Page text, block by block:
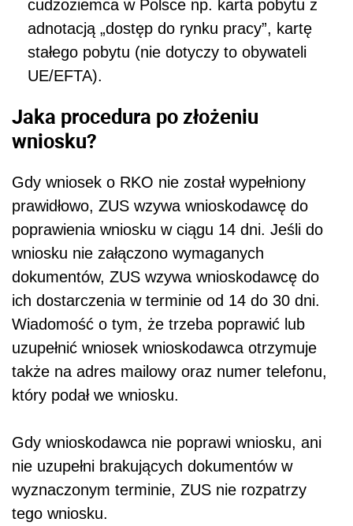
cudzoziemca w Polsce np. karta pobytu z
adnotacją „dostęp do rynku pracy”, kartę
stałego pobytu (nie dotyczy to obywateli
UE/EFTA).
Jaka procedura po złożeniu
wniosku?
Gdy wniosek o RKO nie został wypełniony
prawidłowo, ZUS wzywa wnioskodawcę do
poprawienia wniosku w ciągu 14 dni. Jeśli do
wniosku nie załączono wymaganych
dokumentów, ZUS wzywa wnioskodawcę do
ich dostarczenia w terminie od 14 do 30 dni.
Wiadomość o tym, że trzeba poprawić lub
uzupełnić wniosek wnioskodawca otrzymuje
także na adres mailowy oraz numer telefonu,
który podał we wniosku.
Gdy wnioskodawca nie poprawi wniosku, ani
nie uzupełni brakujących dokumentów w
wyznaczonym terminie, ZUS nie rozpatrzy
tego wniosku.